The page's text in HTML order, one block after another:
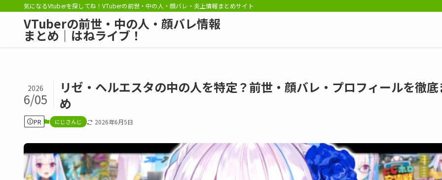
気になるVtuberを探してね！VTuberの前世・中の人・顔バレ・炎上情報まとめサイト
VTuberの前世・中の人・顔バレ情報
まとめ｜はねライブ！
リゼ・ヘルエスタの中の人を特定？前世・顔バレ・プロフィールを徹底
め
2026
6/05
PR にじさんじ 2026年6月5日